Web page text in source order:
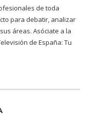
de toda
para debatir, analizar
áreas. Asóciate a la
de España: Tu